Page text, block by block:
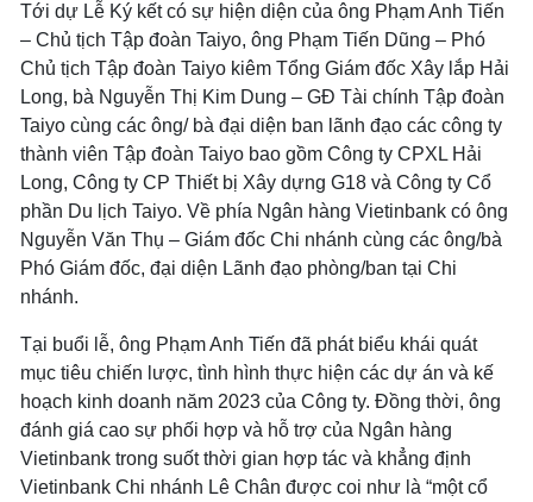
Tới dự Lễ Ký kết có sự hiện diện của ông Phạm Anh Tiến
– Chủ tịch Tập đoàn Taiyo, ông Phạm Tiến Dũng – Phó
Chủ tịch Tập đoàn Taiyo kiêm Tổng Giám đốc Xây lắp Hải
Long, bà Nguyễn Thị Kim Dung – GĐ Tài chính Tập đoàn
Taiyo cùng các ông/ bà đại diện ban lãnh đạo các công ty
thành viên Tập đoàn Taiyo bao gồm Công ty CPXL Hải
Long, Công ty CP Thiết bị Xây dựng G18 và Công ty Cổ
phần Du lịch Taiyo. Về phía Ngân hàng Vietinbank có ông
Nguyễn Văn Thụ – Giám đốc Chi nhánh cùng các ông/bà
Phó Giám đốc, đại diện Lãnh đạo phòng/ban tại Chi
nhánh.
Tại buổi lễ, ông Phạm Anh Tiến đã phát biểu khái quát
mục tiêu chiến lược, tình hình thực hiện các dự án và kế
hoạch kinh doanh năm 2023 của Công ty. Đồng thời, ông
đánh giá cao sự phối hợp và hỗ trợ của Ngân hàng
Vietinbank trong suốt thời gian hợp tác và khẳng định
Vietinbank Chi nhánh Lê Chân được coi như là “một cổ